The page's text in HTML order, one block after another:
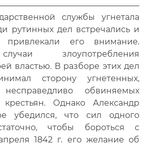
службы угнетала
рутинных дел встречались и
привлекали его внимание.
злоупотребления
властью. В разборе этих дел
сторону угнетенных,
обвиняемых
Однако Александр
убедился, что сил одного
чтобы бороться с
1842 г. его желание об